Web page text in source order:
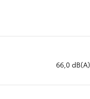
66,0 dB(A)